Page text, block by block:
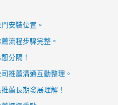
安裝位置。
流程步驟完整。
分隔！
推薦溝通互動整理。
薦長期發展理解！